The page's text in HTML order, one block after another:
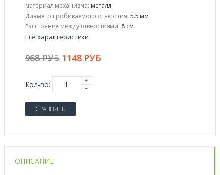
материал механизма: металл
Диаметр пробиваемого отверстия: 5.5 мм
Расстояние между отверстиями: 8 см
Все характеристики
968 РУБ 1148 РУБ
Кол-во:
СРАВНИТЬ
ОПИСАНИЕ